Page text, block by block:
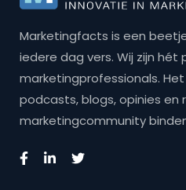
Marketingfacts is een
iedere dag vers. Wij zijn
marketingprofessionals.
podcasts, blogs, opinies en
marketingcommunity